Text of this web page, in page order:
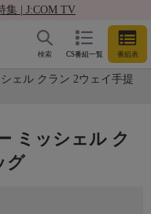
集 | J:COM TV
CS番組一覧 番組表
検索
ェル クラン 2ウェイ手提
ミッシェル ク
グ